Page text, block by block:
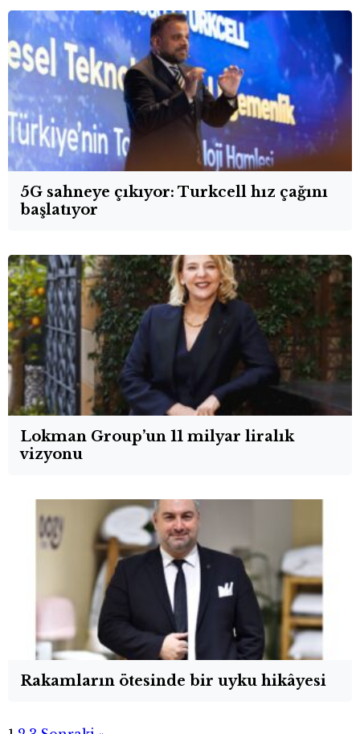
5G sahneye çıkıyor: Turkcell hız çağını
başlatıyor
Lokman Group’un 11 milyar liralık
vizyonu
Rakamların ötesinde bir uyku hikâyesi